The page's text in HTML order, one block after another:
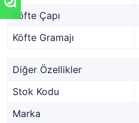
Köfte Çapı
Köfte Gramajı
Diğer Özellikler
Stok Kodu
Marka